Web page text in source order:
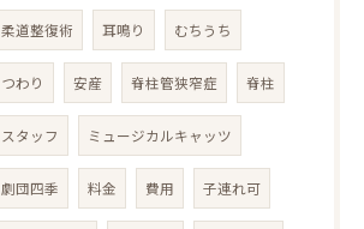
柔道整復術 耳鳴り むちうち
つわり 安産 脊柱管狭窄症 脊柱
スタッフ ミュージカルキャッツ
劇団四季 料金 費用 子連れ可